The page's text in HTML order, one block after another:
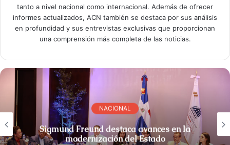
tanto a nivel nacional como internacional. Además de ofrecer
informes actualizados, ACN también se destaca por sus análisis
en profundidad y sus entrevistas exclusivas que proporcionan
una comprensión más completa de las noticias.
NACIONAL
Sigmund Freund destaca avances en la
modernización del Estado